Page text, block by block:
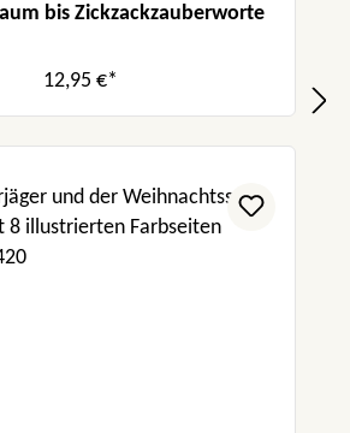
bis Zickzackzauberworte
12,95 €*